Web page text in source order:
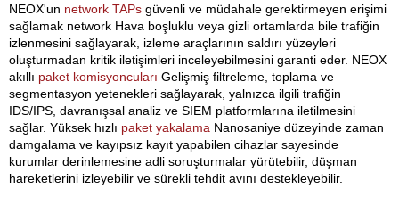
NEOX'un network TAPs güvenli ve müdahale gerektirmeyen erişimi
sağlamak network Hava boşluklu veya gizli ortamlarda bile trafiğin
izlenmesini sağlayarak, izleme araçlarının saldırı yüzeyleri
oluşturmadan kritik iletişimleri inceleyebilmesini garanti eder. NEOX
akıllı paket komisyoncuları Gelişmiş filtreleme, toplama ve
segmentasyon yetenekleri sağlayarak, yalnızca ilgili trafiğin
IDS/IPS, davranışsal analiz ve SIEM platformlarına iletilmesini
sağlar. Yüksek hızlı paket yakalama Nanosaniye düzeyinde zaman
damgalama ve kayıpsız kayıt yapabilen cihazlar sayesinde
kurumlar derinlemesine adli soruşturmalar yürütebilir, düşman
hareketlerini izleyebilir ve sürekli tehdit avını destekleyebilir.